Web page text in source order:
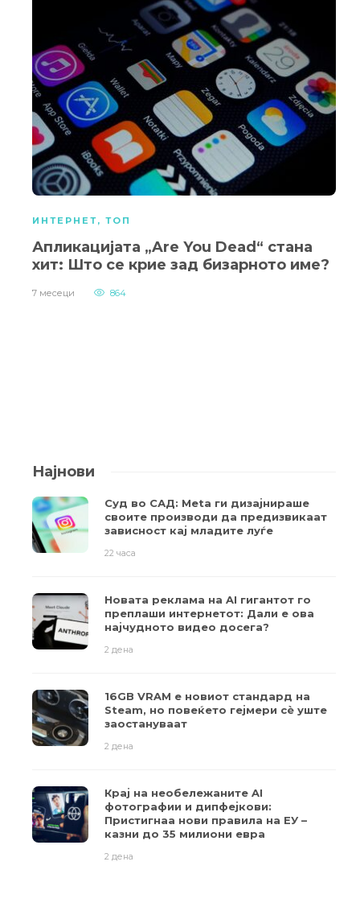
ИНТЕРНЕТ, ТОП
Апликацијата „Are You Dead“ стана
хит: Што се крие зад бизарното име?
7 месеци 864
Најнови
Суд во САД: Meta ги дизајнираше
своите производи да предизвикаат
зависност кај младите луѓе
22 часа
Новата реклама на AI гигантот го
преплаши интернетот: Дали е ова
најчудното видео досега?
2 дена
16GB VRAM е новиот стандард на
Steam, но повеќето гејмери ​​сè уште
заостануваат
2 дена
Крај на необележаните AI
фотографии и дипфејкови:
Пристигнаа нови правила на ЕУ –
казни до 35 милиони евра
2 дена